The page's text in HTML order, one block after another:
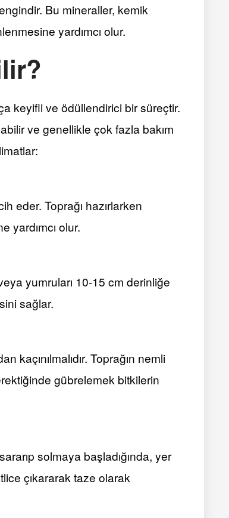
Bu mineraller, kemik
yardımcı olur.
keyifli ve ödüllendirici bir süreçtir.
ve genellikle çok fazla bakım
eder. Toprağı hazırlarken
yardımcı olur.
yumruları 10-15 cm derinliğe
sağlar.
kaçınılmalıdır. Toprağın nemli
gübrelemek bitkilerin
solmaya başladığında, yer
çıkararak taze olarak